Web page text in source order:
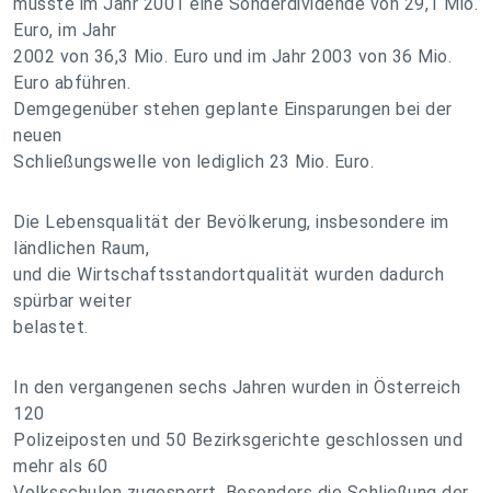
Euro, im Jahr
2002 von 36,3 Mio. Euro und im Jahr 2003 von 36 Mio.
Euro abführen.
Demgegenüber stehen geplante Einsparungen bei der
neuen
Schließungswelle von lediglich 23 Mio. Euro.
Die Lebensqualität der Bevölkerung, insbesondere im
ländlichen Raum,
und die Wirtschaftsstandortqualität wurden dadurch
spürbar weiter
belastet.
In den vergangenen sechs Jahren wurden in Österreich
120
Polizeiposten und 50 Bezirksgerichte geschlossen und
mehr als 60